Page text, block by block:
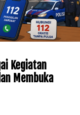
Kegiatan
Membuka